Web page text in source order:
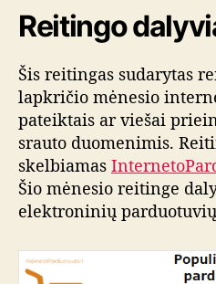
Reitingo
Šis reitingas sudarytas
lapkričio mėnesio
pateiktais ar viešai
srauto duomenimis.
skelbiamas
Šio mėnesio reitinge
elektroninių